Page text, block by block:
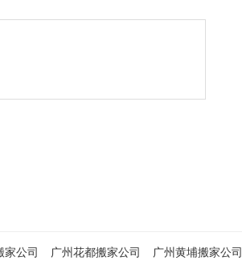
家公司 广州花都搬家公司 广州黄埔搬家公司